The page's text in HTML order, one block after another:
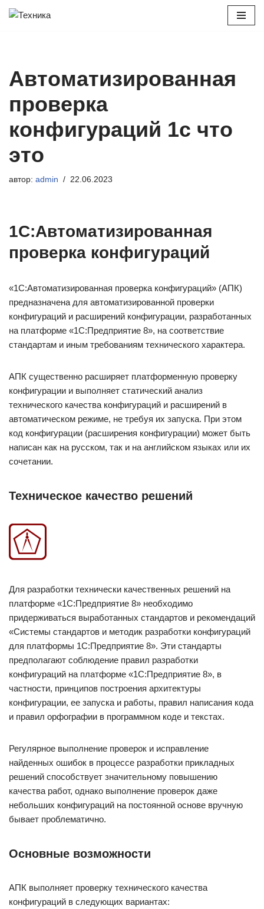
Автоматизированная
проверка
конфигураций 1с что
это
автор: admin 22.06.2023
1С:Автоматизированная
проверка конфигураций
«1С:Автоматизированная проверка конфигураций» (АПК)
предназначена для автоматизированной проверки
конфигураций и расширений конфигурации, разработанных
на платформе «1С:Предприятие 8», на соответствие
стандартам и иным требованиям технического характера.
АПК существенно расширяет платформенную проверку
конфигурации и выполняет статический анализ
технического качества конфигураций и расширений в
автоматическом режиме, не требуя их запуска. При этом
код конфигурации (расширения конфигурации) может быть
написан как на русском, так и на английском языках или их
сочетании.
Техническое качество решений
Для разработки технически качественных решений на
платформе «1С:Предприятие 8» необходимо
придерживаться выработанных стандартов и рекомендаций
«Системы стандартов и методик разработки конфигураций
для платформы 1С:Предприятие 8». Эти стандарты
предполагают соблюдение правил разработки
конфигураций на платформе «1С:Предприятие 8», в
частности, принципов построения архитектуры
конфигурации, ее запуска и работы, правил написания кода
и правил орфографии в программном коде и текстах.
Регулярное выполнение проверок и исправление
найденных ошибок в процессе разработки прикладных
решений способствует значительному повышению
качества работ, однако выполнение проверок даже
небольших конфигураций на постоянной основе вручную
бывает проблематично.
Основные возможности
АПК выполняет проверку технического качества
конфигураций в следующих вариантах: